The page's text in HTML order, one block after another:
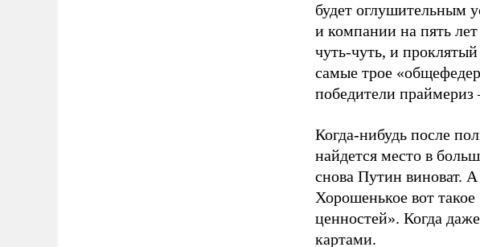
будет оглушительным
и компании на пять
чуть-чуть, и
самые трое
победители праймериз
Когда-нибудь после
найдется место в
снова Путин виноват.
Хорошенькое вот
ценностей». Когда
картами.